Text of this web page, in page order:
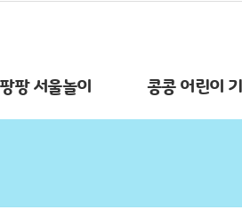
팡팡 서울놀이 콩콩 어린이